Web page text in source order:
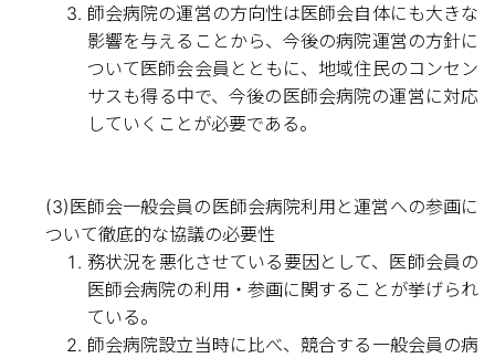
師会病院の運営の方向性は医師会自体にも大きな
影響を与えることから、今後の病院運営の方針に
ついて医師会会員とともに、地域住民のコンセン
サスも得る中で、今後の医師会病院の運営に対応
していくことが必要である。
(3)医師会一般会員の医師会病院利用と運営への参画に
ついて徹底的な協議の必要性
務状況を悪化させている要因として、医師会員の
医師会病院の利用・参画に関することが挙げられ
ている。
師会病院設立当時に比べ、競合する一般会員の病